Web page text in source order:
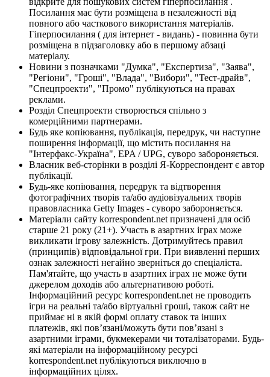
Посилання має бути розміщена в незалежності від
повного або часткового використання матеріалів.
Гіперпосилання ( для інтернет - видань) - повинна бути
розміщена в підзаголовку або в першому абзаці
матеріалу.
Новини з позначками "Думка", "Експертиза", "Заява",
"Регіони", "Гроші", "Влада", "Вибори", "Тест-драйв",
"Спецпроекти", "Промо" публікуються на правах
реклами.
Розділ Спецпроекти створюється спільно з
комерційними партнерами.
Будь яке копіювання, публікація, передрук, чи наступне
поширення інформації, що містить посилання на
"Інтерфакс-Україна", EPA / UPG, суворо забороняється.
Власник веб-сторінки в розділі Я-Корреспондент є автор
публікації.
Будь-яке копіювання, передрук та відтворення
фотографічних творів та/або аудіовізуальних творів
правовласника Getty Images - суворо забороняється.
Матеріали сайту korrespondent.net призначені для осіб
старше 21 року (21+). Участь в азартних іграх може
викликати ігрову залежність. Дотримуйтесь правил
(принципів) відповідальної гри. При виявленні перших
ознак залежності негайно зверніться до спеціаліста.
Пам'ятайте, що участь в азартних іграх не може бути
джерелом доходів або альтернативою роботі.
Інформаційний ресурс korrespondent.net не проводить
ігри на реальні та/або віртуальні гроші, також сайт не
приймає ні в якій формі оплату ставок та інших
платежів, які пов’язані/можуть бути пов’язані з
азартними іграми, букмекерами чи тоталізаторами. Будь-
які матеріали на інформаційному ресурсі
korrespondent.net публікуються виключно в
інформаційних цілях.